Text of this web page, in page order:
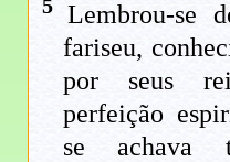
5
Lembrou-se
fariseu,
por seus
perfeição
se achava